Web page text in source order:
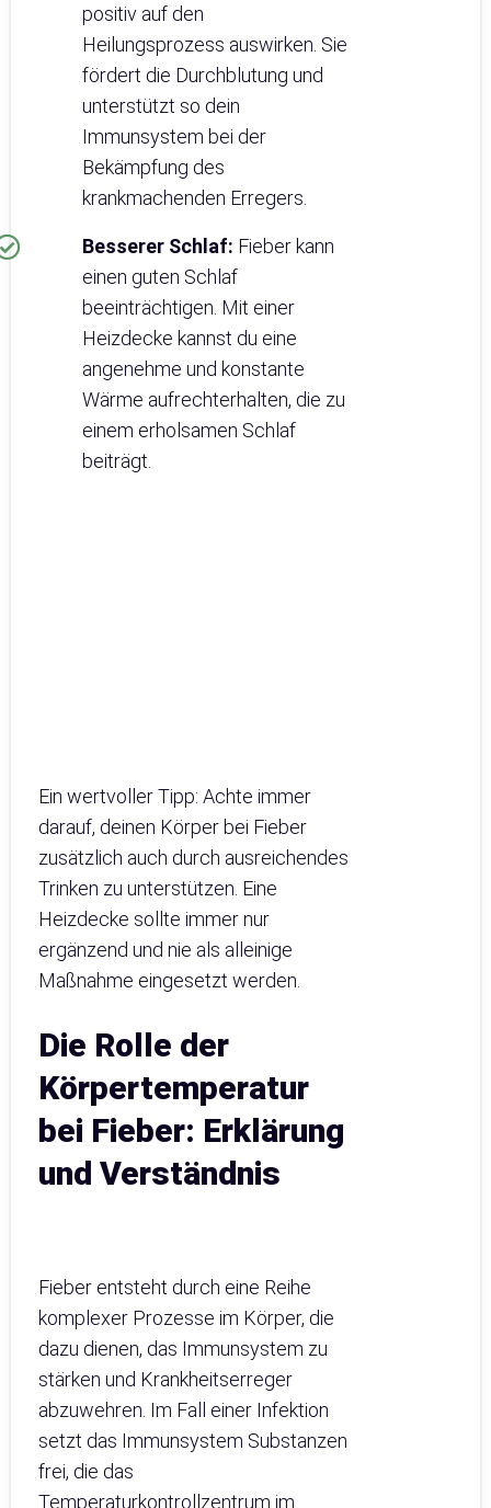
positiv auf den
Heilungsprozess auswirken. Sie
fördert die Durchblutung und
unterstützt so dein
Immunsystem bei der
Bekämpfung des
krankmachenden Erregers.
Besserer Schlaf: Fieber kann
einen guten Schlaf
beeinträchtigen. Mit einer
Heizdecke kannst du eine
angenehme und konstante
Wärme aufrechterhalten, die zu
einem erholsamen Schlaf
beiträgt.
Ein wertvoller Tipp: Achte immer
darauf, deinen Körper bei Fieber
zusätzlich auch durch ausreichendes
Trinken zu unterstützen. Eine
Heizdecke sollte immer nur
ergänzend und nie als alleinige
Maßnahme eingesetzt werden.
Die Rolle der
Körpertemperatur
bei Fieber: Erklärung
und Verständnis
Fieber entsteht durch eine Reihe
komplexer Prozesse im Körper, die
dazu dienen, das Immunsystem zu
stärken und Krankheitserreger
abzuwehren. Im Fall einer Infektion
setzt das Immunsystem Substanzen
frei, die das
Temperaturkontrollzentrum im